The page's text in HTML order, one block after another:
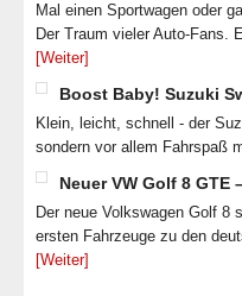
Mal einen Sportwagen oder
Der Traum vieler Auto-Fans.
[Weiter]
Boost Baby! Suzuki
Klein, leicht, schnell - der
sondern vor allem Fahrspaß
Neuer VW Golf 8 GTE
Der neue Volkswagen Golf 8
ersten Fahrzeuge zu den
[Weiter]